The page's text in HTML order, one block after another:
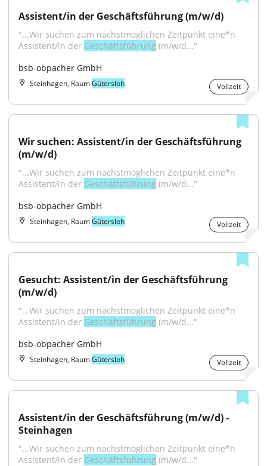
Assistent/in der Geschäftsführung (m/w/d)
"...Wir suchen zum nächstmöglichen Zeitpunkt eine*n
Assistent/in der Geschäftsführung (m/w/d..."
bsb-obpacher GmbH
Steinhagen, RaumGütersloh Vollzeit
Wir suchen: Assistent/in der Geschäftsführung
(m/w/d)
"...Wir suchen zum nächstmöglichen Zeitpunkt eine*n
Assistent/in der Geschäftsführung (m/w/d..."
bsb-obpacher GmbH
Steinhagen, RaumGütersloh Vollzeit
Gesucht: Assistent/in der Geschäftsführung
(m/w/d)
"...Wir suchen zum nächstmöglichen Zeitpunkt eine*n
Assistent/in der Geschäftsführung (m/w/d..."
bsb-obpacher GmbH
Steinhagen, RaumGütersloh Vollzeit
Assistent/in der Geschäftsführung (m/w/d) -
Steinhagen
"...Wir suchen zum nächstmöglichen Zeitpunkt eine*n
Assistent/in der Geschäftsführung (m/w/d..."